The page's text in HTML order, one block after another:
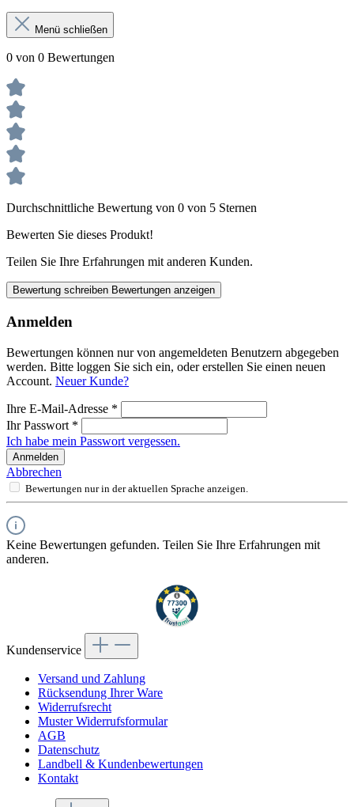
Menü schließen
0 von 0 Bewertungen
Durchschnittliche Bewertung von 0 von 5 Sternen
Bewerten Sie dieses Produkt!
Teilen Sie Ihre Erfahrungen mit anderen Kunden.
Bewertung schreiben Bewertungen anzeigen
Anmelden
Bewertungen können nur von angemeldeten Benutzern abgegeben
werden. Bitte loggen Sie sich ein, oder erstellen Sie einen neuen
Account. Neuer Kunde?
Ihre E-Mail-Adresse *
Ihr Passwort *
Ich habe mein Passwort vergessen.
Anmelden
Abbrechen
Bewertungen nur in der aktuellen Sprache anzeigen.
Keine Bewertungen gefunden. Teilen Sie Ihre Erfahrungen mit
anderen.
Kundenservice
Versand und Zahlung
Rücksendung Ihrer Ware
Widerrufsrecht
Muster Widerrufsformular
AGB
Datenschutz
Landbell & Kundenbewertungen
Kontakt